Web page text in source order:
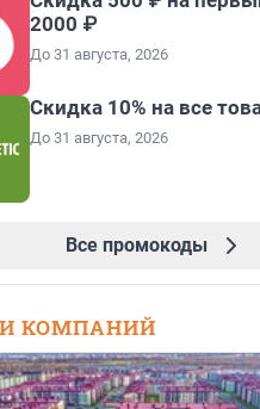
2000 ₽
До 31 августа, 2026
Скидка 10% на все
До 31 августа, 2026
Все промокоды
КОМПАНИЙ